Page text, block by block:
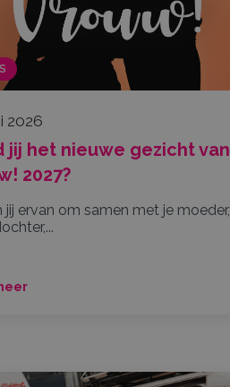
2026
jij het nieuwe gezicht van
2027?
jij ervan om samen met je moeder,